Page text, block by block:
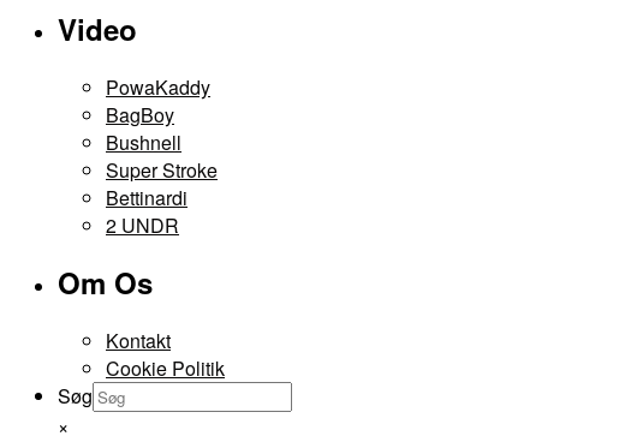
Video
PowaKaddy
BagBoy
Bushnell
Super Stroke
Bettinardi
2 UNDR
Om Os
Kontakt
Cookie Politik
Søg
×